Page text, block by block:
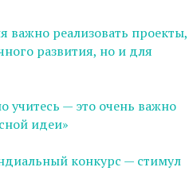
реализовать проекты,
развития, но и для
учитесь — это очень важно
идеи»
конкурс — стимул